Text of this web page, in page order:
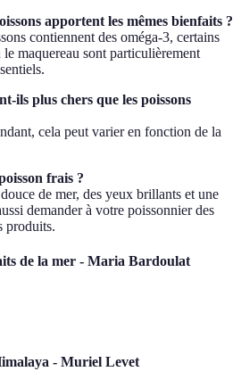
apportent les mêmes bienfaits ?
contiennent des oméga-3, certains
maquereau sont particulièrement
ils plus chers que les poissons
cela peut varier en fonction de la
frais ?
de mer, des yeux brillants et une
demander à votre poissonnier des
produits.
de la mer - Maria Bardoulat
- Muriel Levet